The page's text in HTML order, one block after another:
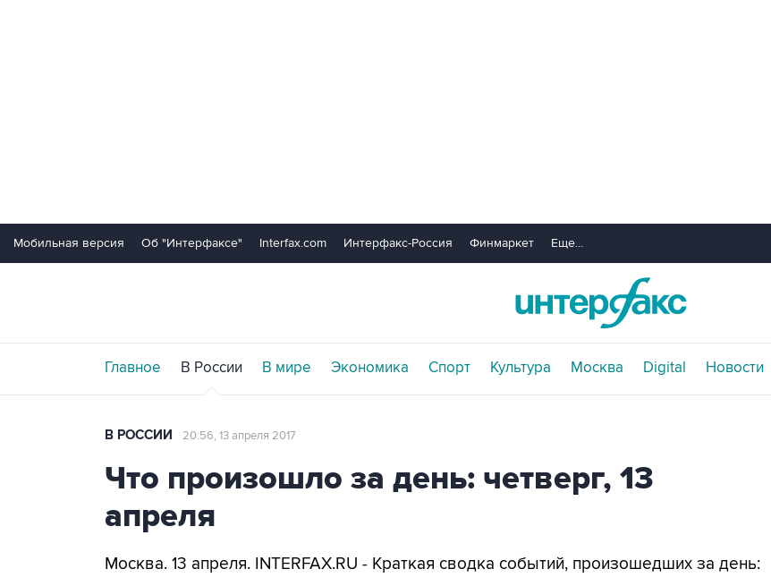
Мобильная версия Об "Интерфаксе" Interfax.com Интерфакс-Россия Финмаркет Еще...
Главное В России В мире Экономика Спорт Культура Москва Digital Новости
В РОССИИ 20:56, 13 апреля 2017
Что произошло за день: четверг, 13
апреля
Москва. 13 апреля. INTERFAX.RU - Краткая сводка событий, произошедших за день: